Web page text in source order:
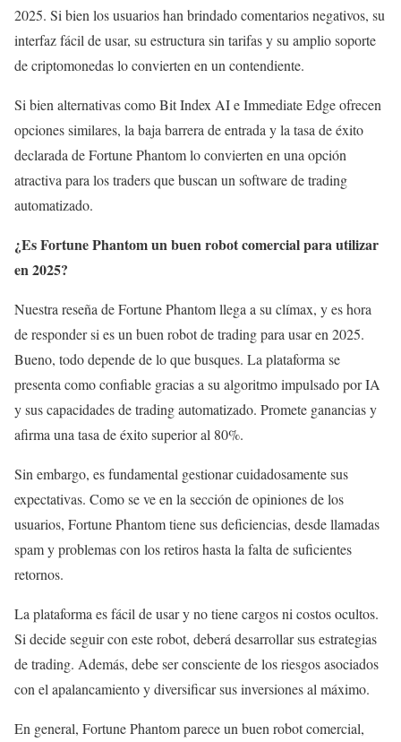
2025. Si bien los usuarios han brindado comentarios negativos, su
interfaz fácil de usar, su estructura sin tarifas y su amplio soporte
de criptomonedas lo convierten en un contendiente.
Si bien alternativas como Bit Index AI e Immediate Edge ofrecen
opciones similares, la baja barrera de entrada y la tasa de éxito
declarada de Fortune Phantom lo convierten en una opción
atractiva para los traders que buscan un software de trading
automatizado.
¿Es Fortune Phantom un buen robot comercial para utilizar
en 2025?
Nuestra reseña de Fortune Phantom llega a su clímax, y es hora
de responder si es un buen robot de trading para usar en 2025.
Bueno, todo depende de lo que busques. La plataforma se
presenta como confiable gracias a su algoritmo impulsado por IA
y sus capacidades de trading automatizado. Promete ganancias y
afirma una tasa de éxito superior al 80%.
Sin embargo, es fundamental gestionar cuidadosamente sus
expectativas. Como se ve en la sección de opiniones de los
usuarios, Fortune Phantom tiene sus deficiencias, desde llamadas
spam y problemas con los retiros hasta la falta de suficientes
retornos.
La plataforma es fácil de usar y no tiene cargos ni costos ocultos.
Si decide seguir con este robot, deberá desarrollar sus estrategias
de trading. Además, debe ser consciente de los riesgos asociados
con el apalancamiento y diversificar sus inversiones al máximo.
En general, Fortune Phantom parece un buen robot comercial,